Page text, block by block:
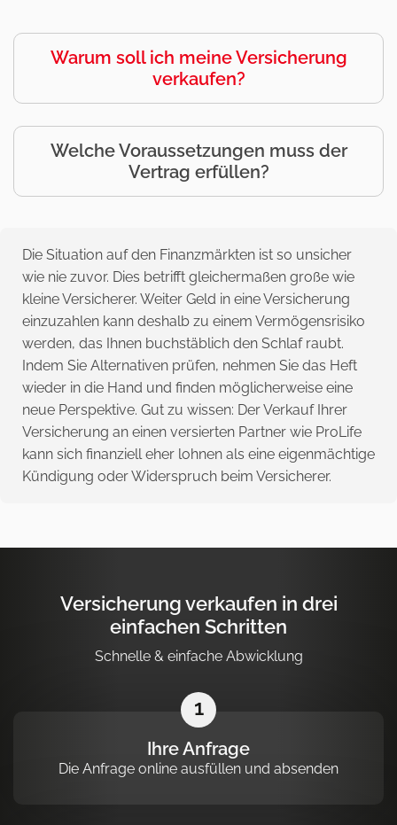
Warum soll ich meine Versicherung
verkaufen?
Welche Voraussetzungen muss der
Vertrag erfüllen?
Die Situation auf den Finanzmärkten ist so unsicher
wie nie zuvor. Dies betrifft gleichermaßen große wie
kleine Versicherer. Weiter Geld in eine Versicherung
einzuzahlen kann deshalb zu einem Vermögensrisiko
werden, das Ihnen buchstäblich den Schlaf raubt.
Indem Sie Alternativen prüfen, nehmen Sie das Heft
wieder in die Hand und finden möglicherweise eine
neue Perspektive. Gut zu wissen: Der Verkauf Ihrer
Versicherung an einen versierten Partner wie ProLife
kann sich finanziell eher lohnen als eine eigenmächtige
Kündigung oder Widerspruch beim Versicherer.
Versicherung verkaufen in drei
einfachen Schritten
Schnelle & einfache Abwicklung
1
Ihre Anfrage
Die Anfrage online ausfüllen und absenden